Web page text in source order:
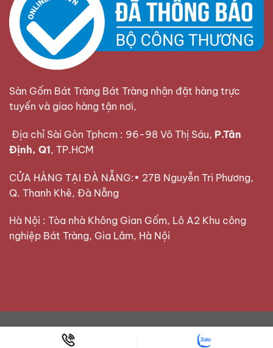
Sàn Gốm Bát Tràng Bát Tràng nhận đặt hàng trực
tuyến và giao hàng tận nơi,
Địa chỉ Sài Gòn Tphcm : 96-98 Võ Thị Sáu, P.Tân
Định, Q1, TP.HCM
CỬA HÀNG TẠI ĐÀ NẴNG:• 27B Nguyễn Tri Phương,
Q. Thanh Khê, Đà Nẵng
Hà Nội : Tòa nhà Không Gian Gốm, Lô A2 Khu công
nghiệp Bát Tràng, Gia Lâm, Hà Nội